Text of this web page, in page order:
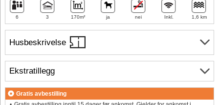
Husbeskrivelse
6 3 170m² ja nei Inkl. 1,6 km
Ekstratillegg
Gratis avbestilling